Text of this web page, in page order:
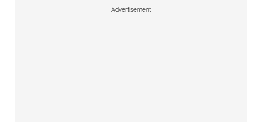
Advertisement